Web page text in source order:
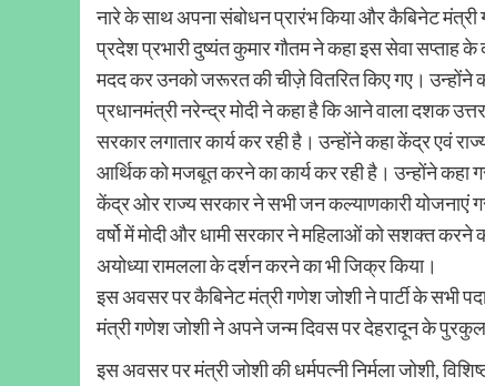
नारे के साथ अपना संबोधन प्रारंभ किया और कैबिनेट मंत्री
प्रदेश प्रभारी दुष्यंत कुमार गौतम ने कहा इस सेवा सप्ताह
मदद कर उनको जरूरत की चीज़े वितरित किए गए। उन्होंने
प्रधानमंत्री नरेन्द्र मोदी ने कहा है कि आने वाला दशक
सरकार लगातार कार्य कर रही है। उन्होंने कहा केंद्र एवं
आर्थिक को मजबूत करने का कार्य कर रही है। उन्होंने कहा
केंद्र ओर राज्य सरकार ने सभी जन कल्याणकारी योजनाएं
वर्षो में मोदी और धामी सरकार ने महिलाओं को सशक्त करने
अयोध्या रामलला के दर्शन करने का भी जिक्र किया।
इस अवसर पर कैबिनेट मंत्री गणेश जोशी ने पार्टी के सभी
मंत्री गणेश जोशी ने अपने जन्म दिवस पर देहरादून के
इस अवसर पर मंत्री जोशी की धर्मपत्नी निर्मला जोशी,